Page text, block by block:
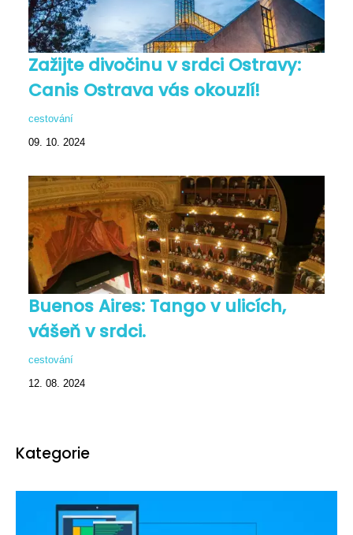
Zažijte divočinu v srdci Ostravy:
Canis Ostrava vás okouzlí!
cestování
09. 10. 2024
Buenos Aires: Tango v ulicích,
vášeň v srdci.
cestování
12. 08. 2024
Kategorie